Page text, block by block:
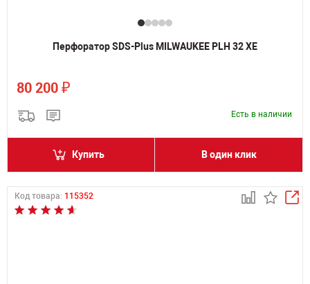
Перфоратор SDS-Plus MILWAUKEE PLH 32 XE
80 200 ₽
Есть в наличии
Купить В один клик
Код товара: 115352